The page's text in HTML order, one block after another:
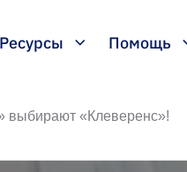
Ресурсы Помощь
выбирают «Клеверенс»!